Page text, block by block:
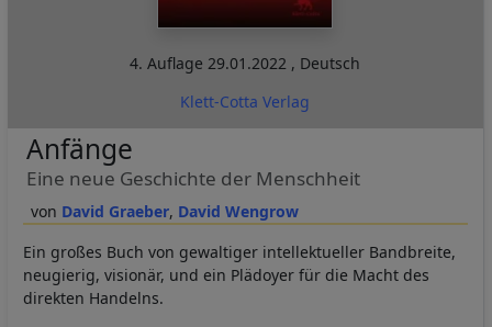
4. Auflage29.01.2022 , Deutsch
Klett-Cotta Verlag
David Graeber David Wengrow
Anfänge
Eine neue Geschichte der Menschheit
Ein großes Buch von gewaltiger intellektueller Bandbreite,
neugierig, visionär, und ein Plädoyer für die Macht des
direkten Handelns.